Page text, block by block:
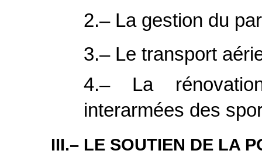
2.– La gestion du
3.– Le transport
4.– La
interarmées des
III.– LE SOUTIEN DE LA